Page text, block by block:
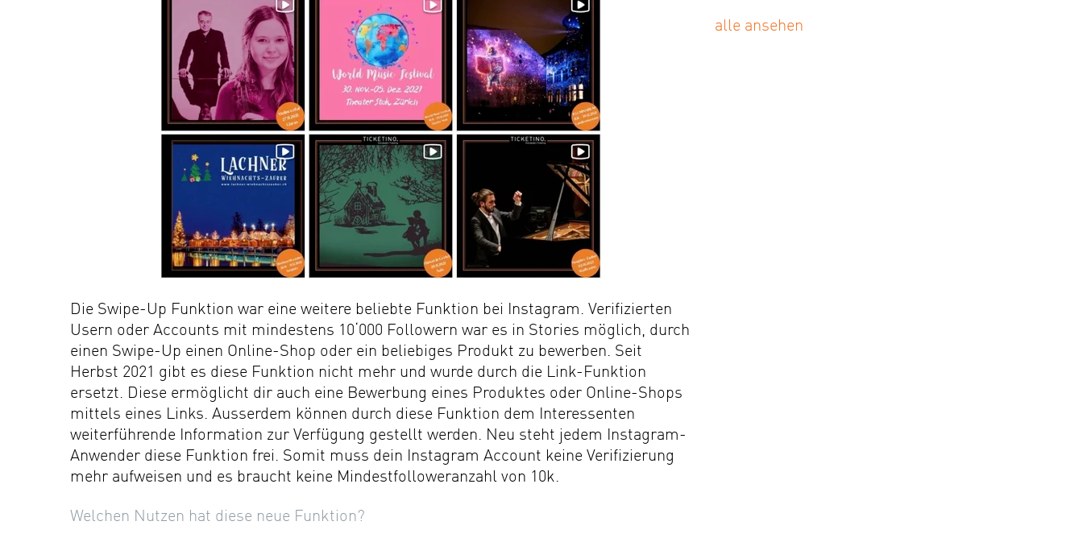
Die Swipe-Up Funktion war eine weitere beliebte Funktion bei Instagram. Verifizierten
Usern oder Accounts mit mindestens 10‘000 Followern war es in Stories möglich, durch
einen Swipe-Up einen Online-Shop oder ein beliebiges Produkt zu bewerben. Seit
Herbst 2021 gibt es diese Funktion nicht mehr und wurde durch die Link-Funktion
ersetzt. Diese ermöglicht dir auch eine Bewerbung eines Produktes oder Online-Shops
mittels eines Links. Ausserdem können durch diese Funktion dem Interessenten
weiterführende Information zur Verfügung gestellt werden. Neu steht jedem Instagram-
Anwender diese Funktion frei. Somit muss dein Instagram Account keine Verifizierung
mehr aufweisen und es braucht keine Mindestfolloweranzahl von 10k.
Welchen Nutzen hat diese neue Funktion?
alle ansehen